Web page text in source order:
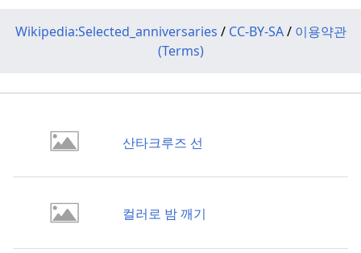
Wikipedia:Selected_anniversaries / CC-BY-SA/ 이용약관
(Terms)
산타크루즈 선
컬러로 밤 깨기